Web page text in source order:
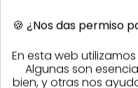
🍪 ¿Nos das permiso
En esta web
Algunas son
bien, y otras nos